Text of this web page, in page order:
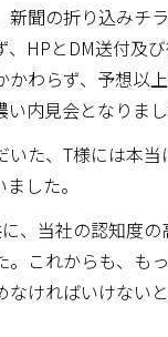
新聞の折り込みチ
、HPとDM送付及
かわらず、予想以
内見会となりまし
いた、T様には本当
した。
、当社の認知度の
。これからも、も
なければいけない